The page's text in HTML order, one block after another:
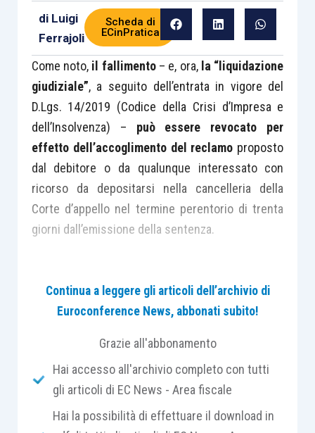
di Luigi
Ferrajoli
Scheda di
ECinPratica
Come noto, il fallimento– e, ora, la “liquidazione
giudiziale”, a seguito dell’entrata in vigore del
D.Lgs. 14/2019 (Codice della Crisi d’Impresa e
dell’Insolvenza) – può essere revocato per
effetto dell’accoglimento del reclamo proposto
dal debitore o da qualunque interessato con
ricorso da depositarsi nella cancelleria della
Corte d’appello nel termine perentorio di trenta
giorni dall’emissione della sentenza.
all’articolo 53, comma 1, C.C.I.I. è
espressamente previsto che, se il fallimento e la
organi della procedura”.
È evidente che in tale categoria devono essere
Continua a leggere gli articoli dell’archivio di
Euroconference News, abbonati subito!
Grazie all'abbonamento
Hai accesso all'archivio completo con tutti
gli articoli di EC News - Area fiscale
Hai la possibilità di effettuare il download in